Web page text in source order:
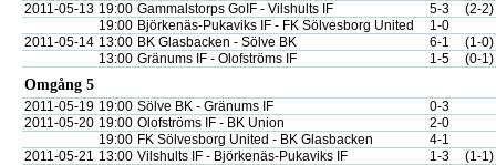
2011-05-13 19:00 Gammalstorps GoIF - Vilshults IF 5-3
(2-2)
19:00 Björkenäs-Pukaviks IF - FK Sölvesborg United
1-0
2011-05-14 13:00 BK Glasbacken - Sölve BK 6-1
(1-0)
13:00 Gränums IF - Olofströms IF 1-5 (0-1)
Omgång 5
2011-05-19 19:00 Sölve BK - Gränums IF
0-3
2011-05-20 19:00 Olofströms IF - BK Union
2-0
19:00 FK Sölvesborg United - BK Glasbacken
4-1
2011-05-21 13:00 Vilshults IF - Björkenäs-Pukaviks IF 1-3 (1-1)